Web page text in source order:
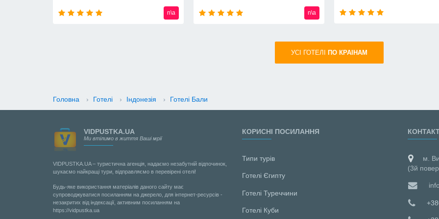
n\a usd
УСI ГОТЕЛІ ПО КРАIНАМ
Головна › Готелі › Індонезія › Готелі Бали
VIDPUSTKA.UA
Ми втілимо в життя Ваші мрії
VIDPUSTKA.UA – туристична агенція, надаємо незабутній відпочинок,
шукаємо найкращі тури, відправляємо в перевірені отелі!
Будь-яке використання матеріалів даного сайту має
супроводжуватися посиланням на джерело, для інтернет-ресурсів -
незакритих від індексації, активним посиланням на
https://vidpustka.ua
КОРИСНІ ПОСИЛАННЯ
Типи турів
Готелі Єгипту
Готелі Туреччини
Готелі Куби
м.
(3й